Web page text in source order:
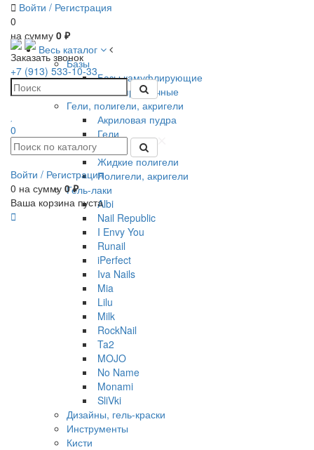
Войти / Регистрация
0
на сумму 0 ₽
Заказать звонок
+7 (913) 533-10-33
0
Войти / Регистрация
0 на сумму 0 ₽
Ваша корзина пуста
Весь каталог
Базы
Базы камуфлирующие
Базы прозрачные
Гели, полигели, акригели
Акриловая пудра
Гели
Жидкие полигели
Полигели, акригели
Гель-лаки
Albi
Nail Republic
I Envy You
Runail
iPerfect
Iva Nails
Mia
Lilu
Milk
RockNail
Ta2
MOJO
No Name
Monami
SliVki
Дизайны, гель-краски
Инструменты
Кисти